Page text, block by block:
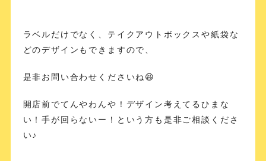
ラベルだけでなく、テイクアウトボックスや紙袋な
どのデザインもできますので、
是非お問い合わせくださいね😆
開店前でてんやわんや！デザイン考えてるひまな
い！手が回らないー！という方も是非ご相談くださ
い♪